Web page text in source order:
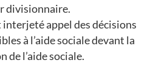
divisionnaire.
appel des décisions
à l’aide sociale devant la
de l’aide sociale.